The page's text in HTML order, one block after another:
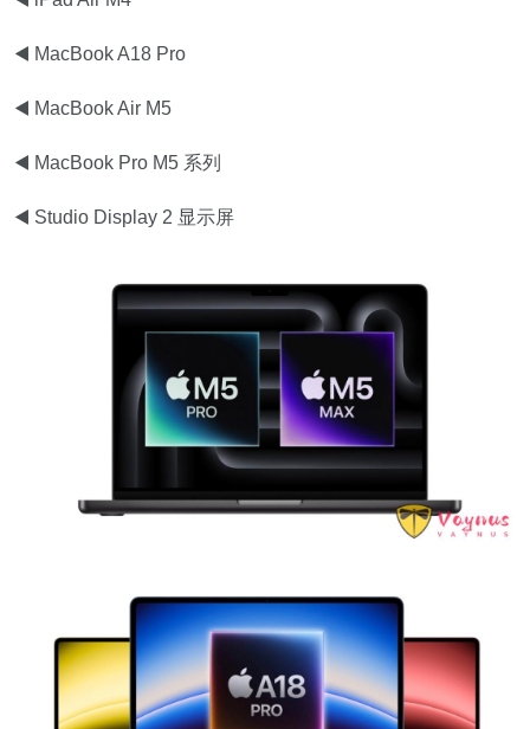
◀️ MacBook A18 Pro
◀️ MacBook Air M5
◀️ MacBook Pro M5 系列
◀️ Studio Display 2 显示屏